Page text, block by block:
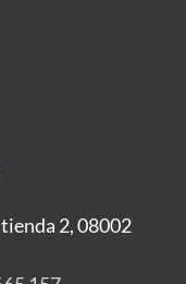
2, 08002